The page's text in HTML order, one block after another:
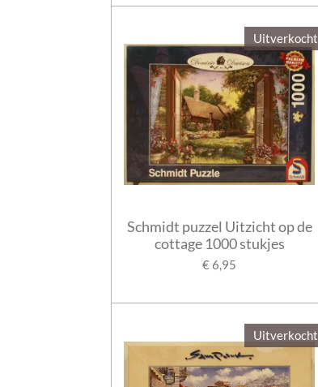
Uitverkocht
Schmidt puzzel Uitzicht op de
cottage 1000 stukjes
€ 6,95
Uitverkocht